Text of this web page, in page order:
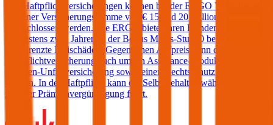
Kfz-Haftpflichtversicherungen können bei der ERGO Versicherung
mit einer Versicherungssumme von € 15 und 20 Millionen
abgeschlossen werden. Die ERGO bietet ihren Kunden, die sich seit
mindestens zwei Jahren in der Bonus Malus-Stufe 0 befinden,
unbegrenzte Freischäden. Gegen einen Aufpreis kann die Kfz-
Haftpflichtversicherung auch um ein Assistance-Produkt, eine
Insassen-Unfallversicherung sowie einen Rechtsschutz erweitert
werden. In der Haftpflicht kann ein Selbstbehalt gewählt werden der
zu einer Prämienvergünstigung führt.